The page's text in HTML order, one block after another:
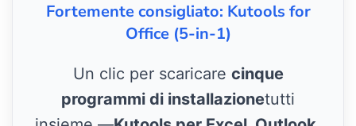
Fortemente consigliato: Kutools for
Office (5-in-1)
Un clic per scaricare cinque
programmi di installazionetutti